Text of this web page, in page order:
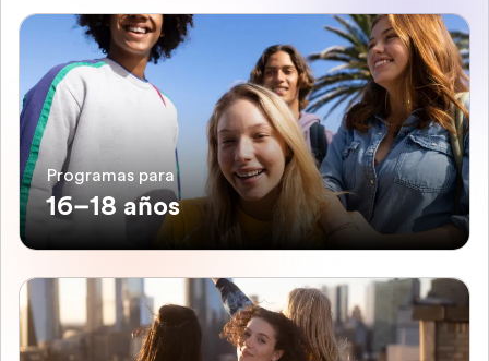
Programas para
16–18 años